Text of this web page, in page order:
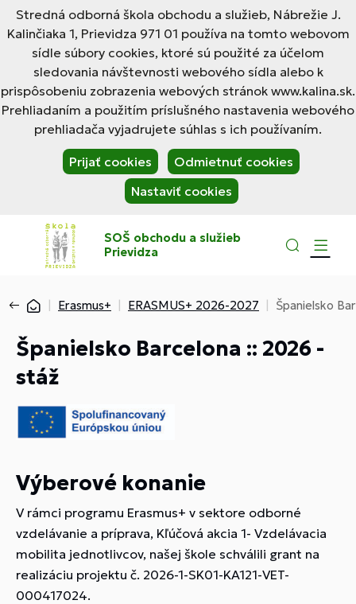
Stredná odborná škola obchodu a služieb, Nábrežie J.
Kalinčiaka 1, Prievidza 971 01 používa na tomto webovom
sídle súbory cookies, ktoré sú použité za účelom
sledovania návštevnosti webového sídla alebo k
prispôsobeniu zobrazenia webových stránok www.kalina.sk.
Prehliadaním a použitím príslušného nastavenia webového
prehliadača vyjadrujete súhlas s ich používaním.
Prijať cookies
Odmietnuť cookies
Nastaviť cookies
SOŠ obchodu a služieb
Prievidza
Erasmus+ ERASMUS+ 2026-2027 Španielsko
Španielsko Barcelona :: 2026 -
stáž
Výberové konanie
V rámci programu Erasmus+ v sektore odborné
vzdelávanie a príprava, Kľúčová akcia 1- Vzdelávacia
mobilita jednotlivcov, našej škole schválili grant na
realizáciu projektu č. 2026-1-SK01-KA121-VET-
000417024.